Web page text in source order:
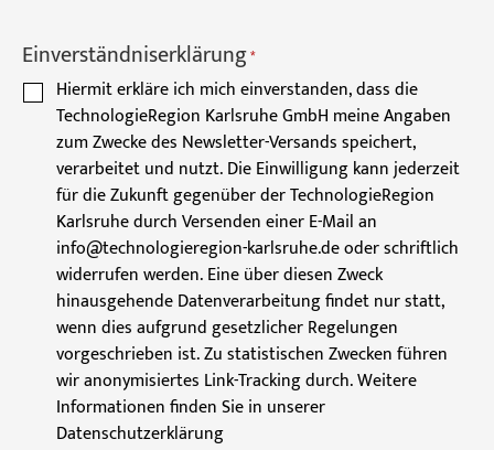
Einverständniserklärung*
Hiermit erkläre ich mich einverstanden, dass die
TechnologieRegion Karlsruhe GmbH meine Angaben
zum Zwecke des Newsletter-Versands speichert,
verarbeitet und nutzt. Die Einwilligung kann jederzeit
für die Zukunft gegenüber der TechnologieRegion
Karlsruhe durch Versenden einer E-Mail an
info@technologieregion-karlsruhe.de oder schriftlich
widerrufen werden. Eine über diesen Zweck
hinausgehende Datenverarbeitung findet nur statt,
wenn dies aufgrund gesetzlicher Regelungen
vorgeschrieben ist. Zu statistischen Zwecken führen
wir anonymisiertes Link-Tracking durch. Weitere
Informationen finden Sie in unserer
Datenschutzerklärung